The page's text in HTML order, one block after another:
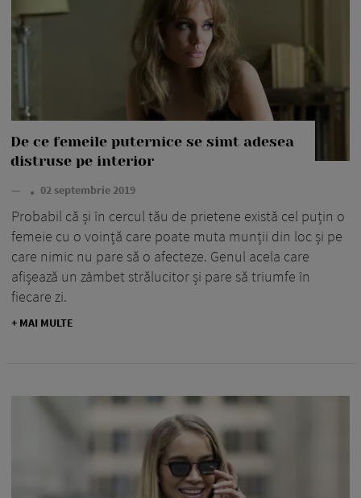
De ce femeile puternice se simt adesea
distruse pe interior
— 02 septembrie 2019
Probabil că și în cercul tău de prietene există cel puțin o
femeie cu o voință care poate muta munții din loc și pe
care nimic nu pare să o afecteze. Genul acela care
afișează un zâmbet strălucitor și pare să triumfe în
fiecare zi.
+ MAI MULTE